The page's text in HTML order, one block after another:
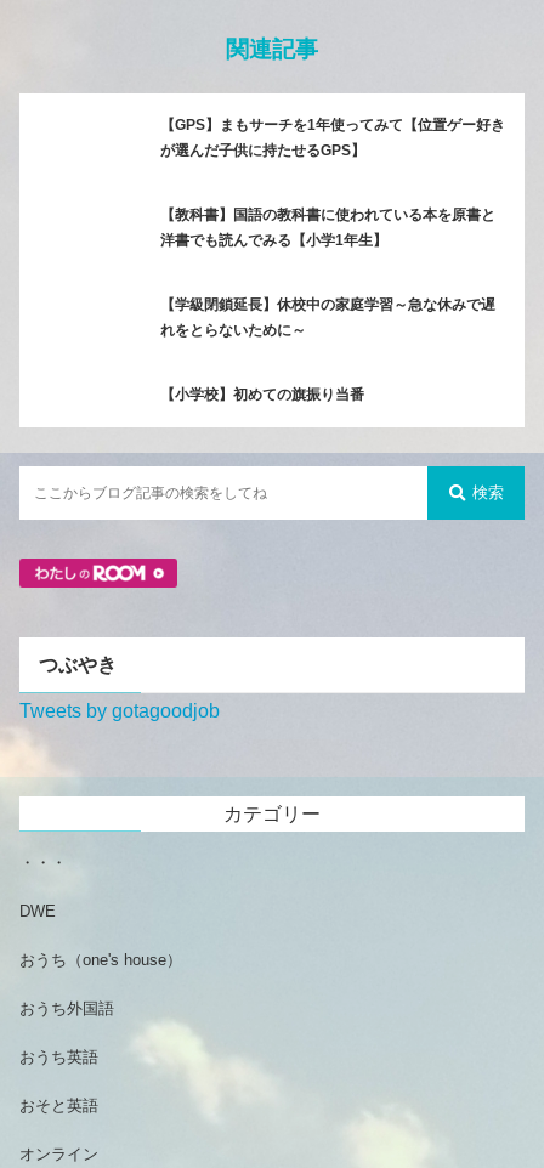
関連記事
【GPS】まもサーチを1年使ってみて【位置ゲー好き
が選んだ子供に持たせるGPS】
【教科書】国語の教科書に使われている本を原書と
洋書でも読んでみる【小学1年生】
【学級閉鎖延長】休校中の家庭学習～急な休みで遅
れをとらないために～
【小学校】初めての旗振り当番
検索
つぶやき
Tweets by gotagoodjob
カテゴリー
・・・
DWE
おうち（one's house）
おうち外国語
おうち英語
おそと英語
オンライン